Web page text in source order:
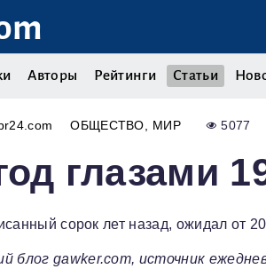
Авторы Рейтинги Статьи
ОБЩЕСТВО МИР 5077
глазами
сорок лет назад, ожидал от
блог gawker.com, источник